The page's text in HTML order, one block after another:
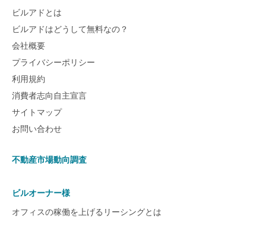
ビルアドとは
ビルアドはどうして無料なの？
会社概要
プライバシーポリシー
利用規約
消費者志向自主宣言
サイトマップ
お問い合わせ
不動産市場動向調査
ビルオーナー様
オフィスの稼働を上げるリーシングとは